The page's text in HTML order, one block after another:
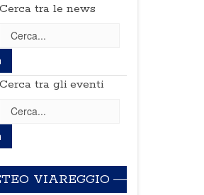
Cerca tra le news
Cerca tra gli eventi
VIAREGGIO